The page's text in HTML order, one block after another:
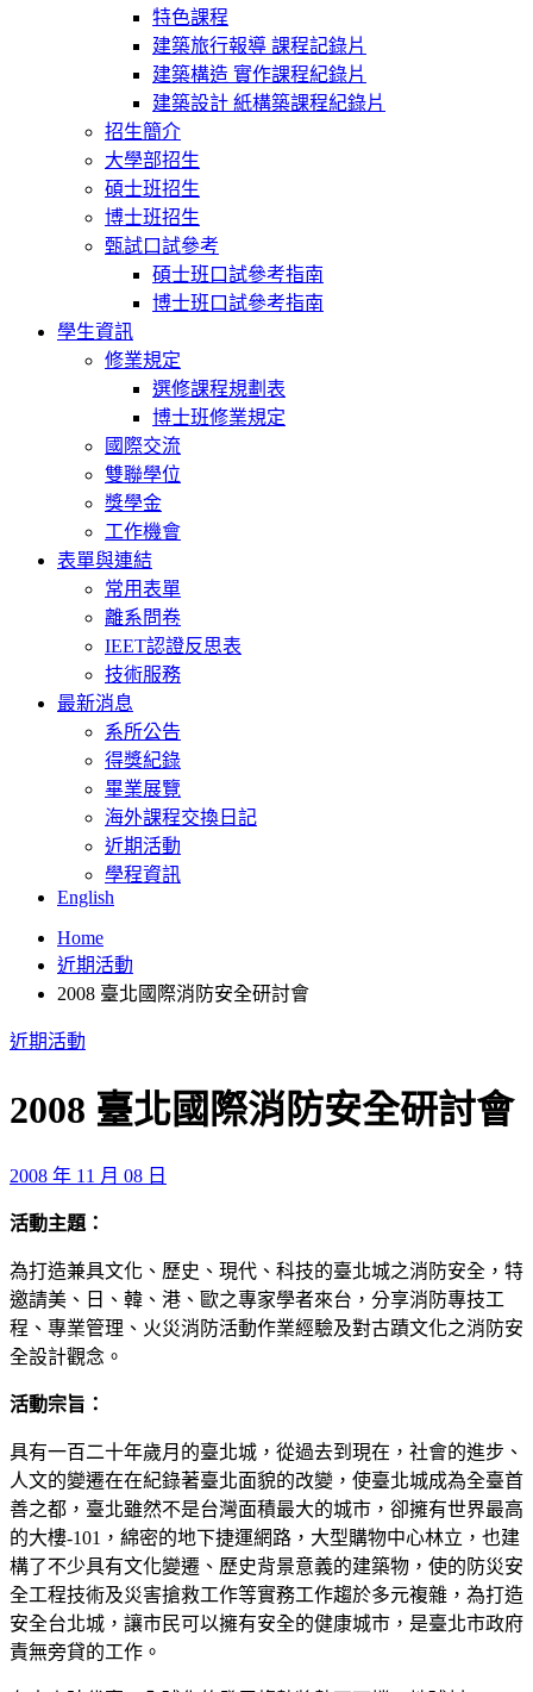
特色課程
建築旅行報導 課程記錄片
建築構造 實作課程紀錄片
建築設計 紙構築課程紀錄片
招生簡介
大學部招生
碩士班招生
博士班招生
甄試口試參考
碩士班口試參考指南
博士班口試參考指南
學生資訊
修業規定
選修課程規劃表
博士班修業規定
國際交流
雙聯學位
獎學金
工作機會
表單與連結
常用表單
離系問卷
IEET認證反思表
技術服務
最新消息
系所公告
得獎紀錄
畢業展覽
海外課程交換日記
近期活動
學程資訊
English
Home
近期活動
2008 臺北國際消防安全研討會
近期活動
2008 臺北國際消防安全研討會
2008 年 11 月 08 日
活動主題：
為打造兼具文化、歷史、現代、科技的臺北城之消防安全，特
邀請美、日、韓、港、歐之專家學者來台，分享消防專技工
程、專業管理、火災消防活動作業經驗及對古蹟文化之消防安
全設計觀念。
活動宗旨：
具有一百二十年歲月的臺北城，從過去到現在，社會的進步、
人文的變遷在在紀錄著臺北面貌的改變，使臺北城成為全臺首
善之都，臺北雖然不是台灣面積最大的城市，卻擁有世界最高
的大樓-101，綿密的地下捷運網路，大型購物中心林立，也建
構了不少具有文化變遷、歷史背景意義的建築物，使的防災安
全工程技術及災害搶救工作等實務工作趨於多元複雜，為打造
安全台北城，讓市民可以擁有安全的健康城市，是臺北市政府
責無旁貸的工作。